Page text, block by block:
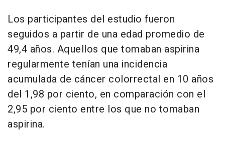
Los participantes del estudio fueron
seguidos a partir de una edad promedio de
49,4 años. Aquellos que tomaban aspirina
regularmente tenían una incidencia
acumulada de cáncer colorrectal en 10 años
del 1,98 por ciento, en comparación con el
2,95 por ciento entre los que no tomaban
aspirina.